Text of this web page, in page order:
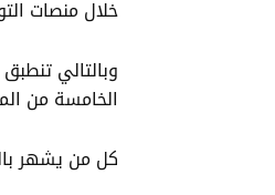
خلال منصات
وبالتالي
الخامسة من
كل من يشهر